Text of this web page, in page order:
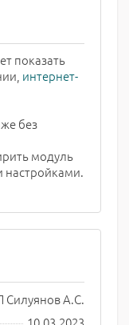
показать
интернет-
без
модуль
Силуянов А.С.